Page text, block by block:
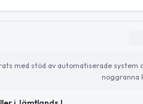
med stöd av automatiserade
noggranna